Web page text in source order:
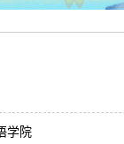
学院